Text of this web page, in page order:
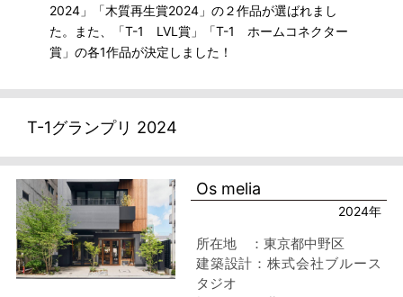
2024」「木質再生賞2024」の２作品が選ばれまし
た。また、「T-1 LVL賞」「T-1 ホームコネクター
賞」の各1作品が決定しました！
T-1グランプリ 2024
Os melia
2024年
所在地 ：東京都中野区
建築設計：株式会社ブルース
タジオ